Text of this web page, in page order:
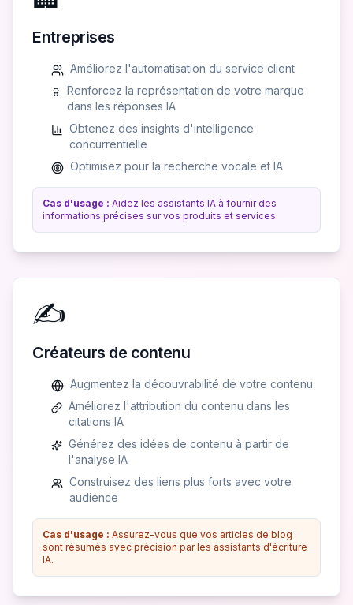
Entreprises
Améliorez l'automatisation du service client
Renforcez la représentation de votre marque
dans les réponses IA
Obtenez des insights d'intelligence
concurrentielle
Optimisez pour la recherche vocale et IA
Cas d'usage : Aidez les assistants IA à fournir des
informations précises sur vos produits et services.
✍️
Créateurs de contenu
Augmentez la découvrabilité de votre contenu
Améliorez l'attribution du contenu dans les
citations IA
Générez des idées de contenu à partir de
l'analyse IA
Construisez des liens plus forts avec votre
audience
Cas d'usage : Assurez-vous que vos articles de blog
sont résumés avec précision par les assistants d'écriture
IA.